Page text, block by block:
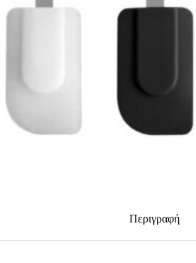
Περιγραφή